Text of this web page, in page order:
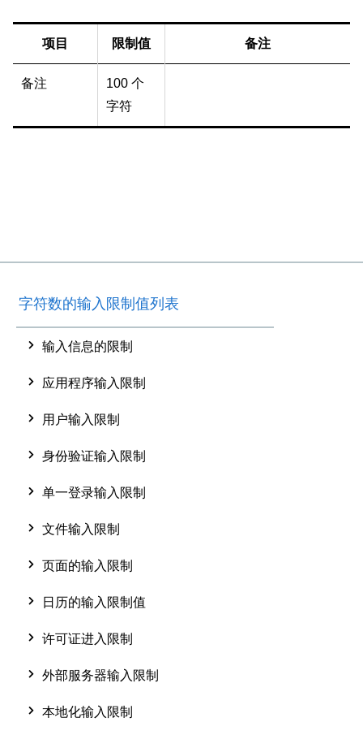
项目 限制值 备注
备注
100 个
字符
字符数的输入限制值列表
输入信息的限制
应用程序输入限制
用户输入限制
身份验证输入限制
单一登录输入限制
文件输入限制
页面的输入限制
日历的输入限制值
许可证进入限制
外部服务器输入限制
本地化输入限制